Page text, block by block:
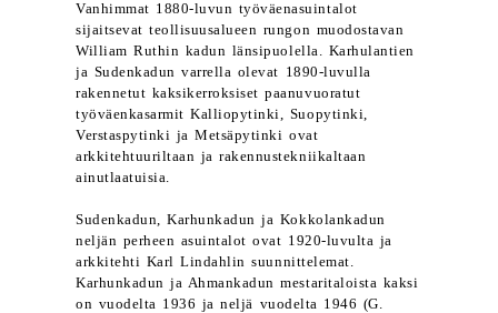
Vanhimmat 1880-luvun työväenasuintalot
sijaitsevat teollisuusalueen rungon muodostavan
William Ruthin kadun länsipuolella. Karhulantien
ja Sudenkadun varrella olevat 1890-luvulla
rakennetut kaksikerroksiset paanuvuoratut
työväenkasarmit Kalliopytinki, Suopytinki,
Verstaspytinki ja Metsäpytinki ovat
arkkitehtuuriltaan ja rakennustekniikaltaan
ainutlaatuisia.
Sudenkadun, Karhunkadun ja Kokkolankadun
neljän perheen asuintalot ovat 1920-luvulta ja
arkkitehti Karl Lindahlin suunnittelemat.
Karhunkadun ja Ahmankadun mestaritaloista kaksi
on vuodelta 1936 ja neljä vuodelta 1946 (G.